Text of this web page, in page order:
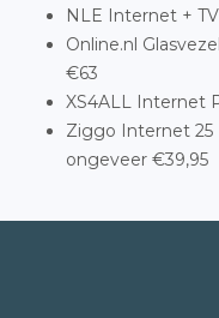
NLE Internet +
Online.nl
€63
XS4ALL Internet
Ziggo Internet 25
ongeveer €39,95